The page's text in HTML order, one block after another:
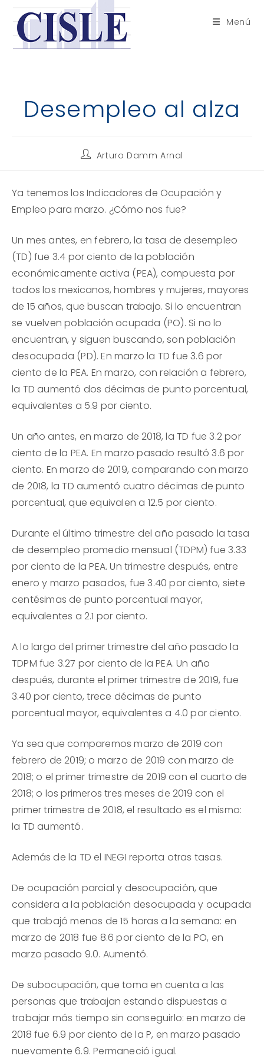
contenido
Menú
Desempleo al alza
Autor
entrada:
Arturo Damm Arnal
Ya tenemos los Indicadores de Ocupación y
Empleo para marzo. ¿Cómo nos fue?
Un mes antes, en febrero, la tasa de desempleo
(TD) fue 3.4 por ciento de la población
económicamente activa (PEA), compuesta por
todos los mexicanos, hombres y mujeres, mayores
de 15 años, que buscan trabajo. Si lo encuentran
se vuelven población ocupada (PO). Si no lo
encuentran, y siguen buscando, son población
desocupada (PD). En marzo la TD fue 3.6 por
ciento de la PEA. En marzo, con relación a febrero,
la TD aumentó dos décimas de punto porcentual,
equivalentes a 5.9 por ciento.
Un año antes, en marzo de 2018, la TD fue 3.2 por
ciento de la PEA. En marzo pasado resultó 3.6 por
ciento. En marzo de 2019, comparando con marzo
de 2018, la TD aumentó cuatro décimas de punto
porcentual, que equivalen a 12.5 por ciento.
Durante el último trimestre del año pasado la tasa
de desempleo promedio mensual (TDPM) fue 3.33
por ciento de la PEA. Un trimestre después, entre
enero y marzo pasados, fue 3.40 por ciento, siete
centésimas de punto porcentual mayor,
equivalentes a 2.1 por ciento.
A lo largo del primer trimestre del año pasado la
TDPM fue 3.27 por ciento de la PEA. Un año
después, durante el primer trimestre de 2019, fue
3.40 por ciento, trece décimas de punto
porcentual mayor, equivalentes a 4.0 por ciento.
Ya sea que comparemos marzo de 2019 con
febrero de 2019; o marzo de 2019 con marzo de
2018; o el primer trimestre de 2019 con el cuarto de
2018; o los primeros tres meses de 2019 con el
primer trimestre de 2018, el resultado es el mismo:
la TD aumentó.
Además de la TD el INEGI reporta otras tasas.
De ocupación parcial y desocupación, que
considera a la población desocupada y ocupada
que trabajó menos de 15 horas a la semana: en
marzo de 2018 fue 8.6 por ciento de la PO, en
marzo pasado 9.0. Aumentó.
De subocupación, que toma en cuenta a las
personas que trabajan estando dispuestas a
trabajar más tiempo sin conseguirlo: en marzo de
2018 fue 6.9 por ciento de la P, en marzo pasado
nuevamente 6.9. Permaneció igual.